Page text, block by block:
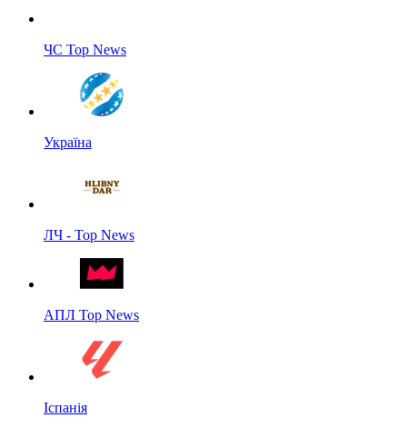
ЧС Top News
Україна
ЛЧ - Top News
АПЛ Top News
Іспанія